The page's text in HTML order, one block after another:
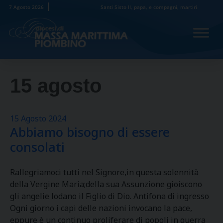
Skip
content
7 Agosto 2026 Santi Sisto II, papa, e compagni, martiri
15 agosto
15 Agosto 2024
Abbiamo bisogno di essere
consolati
Rallegriamoci tutti nel Signore,in questa solennità
della Vergine Maria;della sua Assunzione gioiscono
gli angelie lodano il Figlio di Dio. Antifona di ingresso
Ogni giorno i capi delle nazioni invocano la pace,
eppure è un continuo proliferare di popoli in guerra